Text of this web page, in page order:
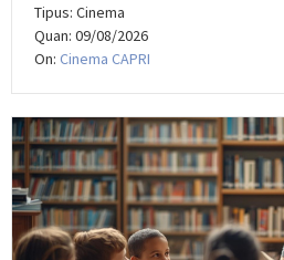
Tipus: Cinema
Quan: 09/08/2026
On: Cinema CAPRI